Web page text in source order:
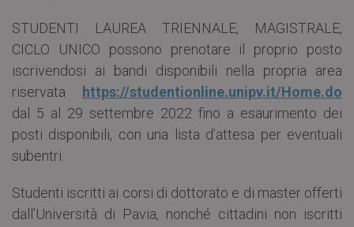
STUDENTI LAUREA TRIENNALE, MAGISTRALE,
CICLO UNICO possono prenotare il proprio posto
iscrivendosi ai bandi disponibili nella propria area
riservata https://studentionline.unipv.it/Home.do
dal 5 al 29 settembre 2022 fino a esaurimento dei
posti disponibili, con una lista d’attesa per eventuali
subentri.
Studenti iscritti ai corsi di dottorato e di master offerti
dall’Università di Pavia, nonché cittadini non iscritti